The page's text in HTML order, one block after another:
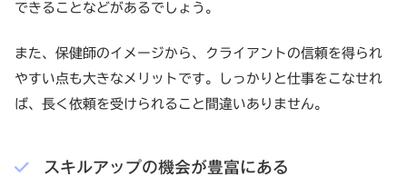
できることなどがあるでしょう。
また、保健師のイメージから、クライアントの信頼を得られ
やすい点も大きなメリットです。しっかりと仕事をこなせれ
ば、長く依頼を受けられること間違いありません。
スキルアップの機会が豊富にある